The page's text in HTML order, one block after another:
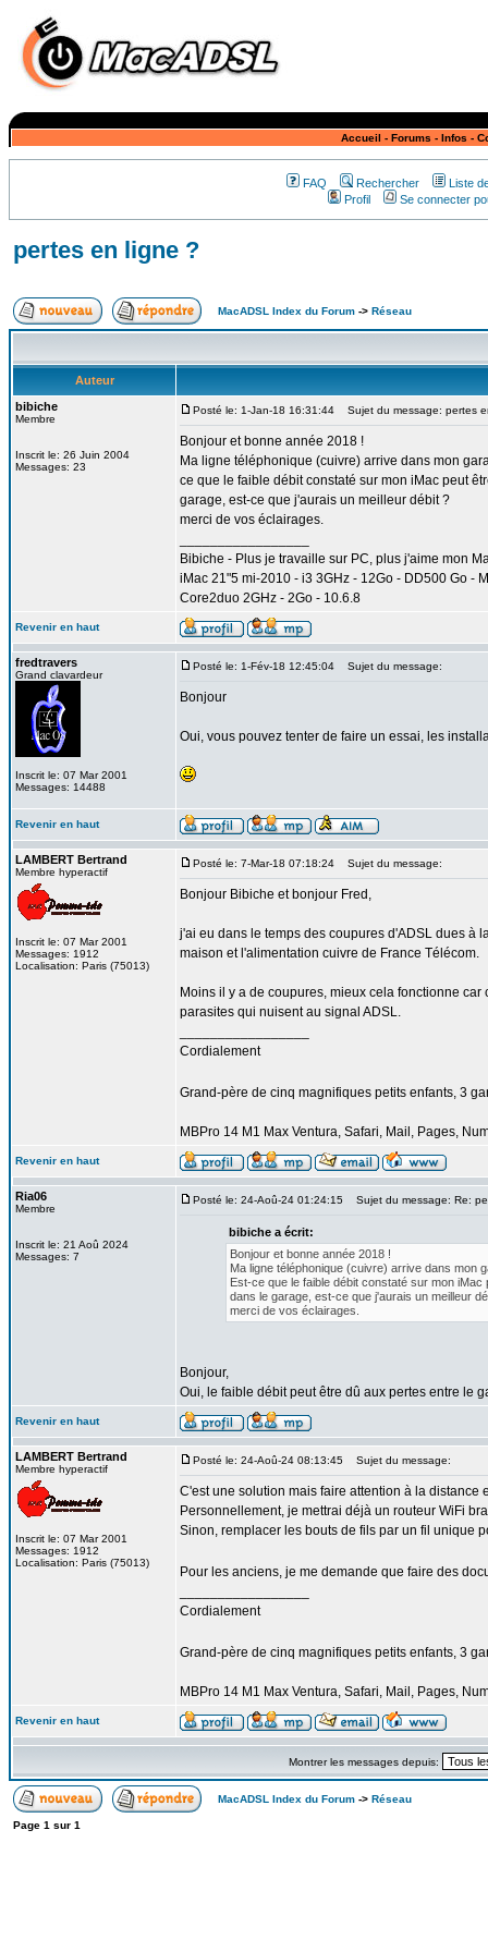
Accueil - Forums - Infos -
FAQ Rechercher
Liste
Profil
Se connecter
pertes en ligne ?
MacADSL Index du Forum -> Réseau
Auteur
bibiche
Membre
Inscrit le: 26 Juin 2004
Messages: 23
Posté le: 1-Jan-18 16:31:44 Sujet du message: pertes
Bonjour et bonne année 2018 !
Ma ligne téléphonique (cuivre) arrive dans mon
ce que le faible débit constaté sur mon iMac peut
garage, est-ce que j'aurais un meilleur débit ?
merci de vos éclairages.
Bibiche - Plus je travaille sur PC, plus j'aime mon
iMac 21"5 mi-2010 - i3 3GHz - 12Go - DD500 Go -
Core2duo 2GHz - 2Go - 10.6.8
Revenir en haut
fredtravers
Grand clavardeur
Inscrit le: 07 Mar 2001
Messages: 14488
Posté le: 1-Fév-18 12:45:04 Sujet du message:
Bonjour
Oui, vous pouvez tenter de faire un essai, les
Revenir en haut
LAMBERT Bertrand
Membre hyperactif
Inscrit le: 07 Mar 2001
Messages: 1912
Localisation: Paris (75013)
Posté le: 7-Mar-18 07:18:24 Sujet du message:
Bonjour Bibiche et bonjour Fred,
j'ai eu dans le temps des coupures d'ADSL dues à
maison et l'alimentation cuivre de France Télécom.
Moins il y a de coupures, mieux cela fonctionne
parasites qui nuisent au signal ADSL.
Cordialement
Grand-père de cinq magnifiques petits enfants, 3
MBPro 14 M1 Max Ventura, Safari, Mail, Pages,
Revenir en haut
Ria06
Membre
Inscrit le: 21 Aoû 2024
Messages: 7
Posté le: 24-Aoû-24 01:24:15 Sujet du message: Re:
bibiche a écrit:
Bonjour et bonne année 2018 !
Ma ligne téléphonique (cuivre) arrive dans mon
Est-ce que le faible débit constaté sur mon
dans le garage, est-ce que j'aurais un meilleur
merci de vos éclairages.
Bonjour,
Oui, le faible débit peut être dû aux pertes entre le
Revenir en haut
LAMBERT Bertrand
Membre hyperactif
Inscrit le: 07 Mar 2001
Messages: 1912
Localisation: Paris (75013)
Posté le: 24-Aoû-24 08:13:45 Sujet du message:
C'est une solution mais faire attention à la distance
Personnellement, je mettrai déjà un routeur WiFi
Sinon, remplacer les bouts de fils par un fil unique
Pour les anciens, je me demande que faire des
Cordialement
Grand-père de cinq magnifiques petits enfants, 3
MBPro 14 M1 Max Ventura, Safari, Mail, Pages,
Revenir en haut
Montrer les messages depuis:
MacADSL Index du Forum -> Réseau
Page 1 sur 1